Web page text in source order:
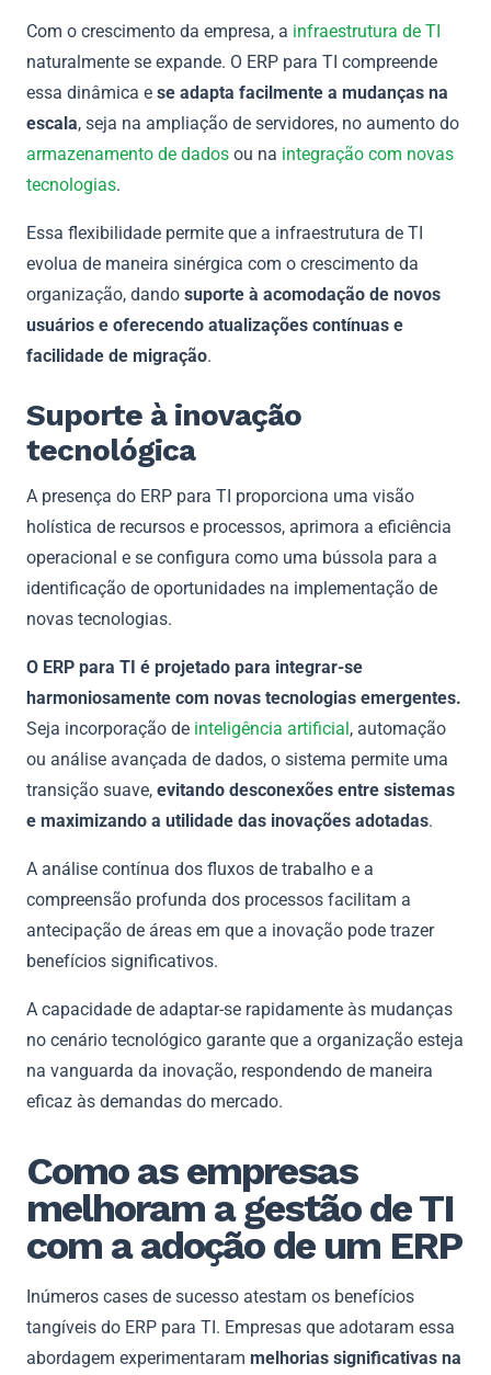
Com o crescimento da empresa, a infraestrutura de TI
naturalmente se expande. O ERP para TI compreende
essa dinâmica e se adapta facilmente a mudanças na
escala, seja na ampliação de servidores, no aumento do
armazenamento de dados ou na integração com novas
tecnologias.
Essa flexibilidade permite que a infraestrutura de TI
evolua de maneira sinérgica com o crescimento da
organização, dando suporte à acomodação de novos
usuários e oferecendo atualizações contínuas e
facilidade de migração.
Suporte à inovação
tecnológica
A presença do ERP para TI proporciona uma visão
holística de recursos e processos, aprimora a eficiência
operacional e se configura como uma bússola para a
identificação de oportunidades na implementação de
novas tecnologias.
O ERP para TI é projetado para integrar-se
harmoniosamente com novas tecnologias emergentes.
Seja incorporação de inteligência artificial, automação
ou análise avançada de dados, o sistema permite uma
transição suave, evitando desconexões entre sistemas
e maximizando a utilidade das inovações adotadas.
A análise contínua dos fluxos de trabalho e a
compreensão profunda dos processos facilitam a
antecipação de áreas em que a inovação pode trazer
benefícios significativos.
A capacidade de adaptar-se rapidamente às mudanças
no cenário tecnológico garante que a organização esteja
na vanguarda da inovação, respondendo de maneira
eficaz às demandas do mercado.
Como as empresas
melhoram a gestão de TI
com a adoção de um ERP
Inúmeros cases de sucesso atestam os benefícios
tangíveis do ERP para TI. Empresas que adotaram essa
abordagem experimentaram melhorias significativas na